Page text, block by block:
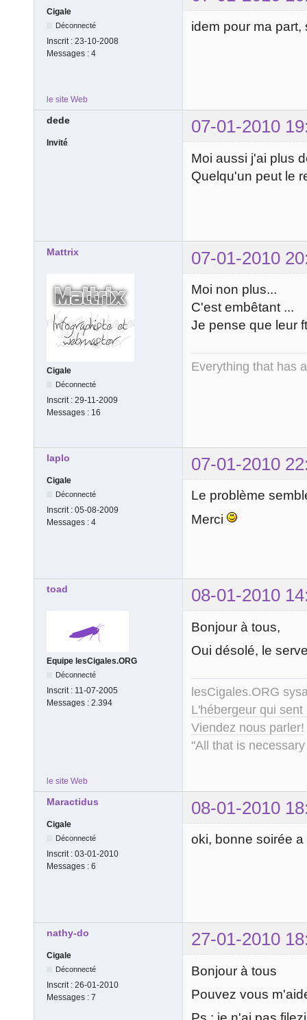
Cigale
Déconnecté
Inscrit : 23-10-2008
Messages : 4
idem pour ma
le site Web
dede 07-01-2010
Invité
Moi aussi j'ai plus
Quelqu'un peut le
Mattrix 07-01-2010
Cigale
Déconnecté
Inscrit : 29-11-2009
Messages : 16
Moi non plus...
C'est embêtant ...
Je pense que leur
Everything that has
laplo 07-01-2010
Cigale
Déconnecté
Inscrit : 05-08-2009
Messages : 4
Le problème
Merci
toad 08-01-2010
Equipe lesCigales.ORG
Déconnecté
Inscrit : 11-07-2005
Messages : 2.394
Bonjour à tous,
Oui désolé, le
lesCigales.ORG
L'hébergeur qui
Viendez nous parler!
"All that is
le site Web
Maractidus 08-01-2010
Cigale
Déconnecté
Inscrit : 03-01-2010
Messages : 6
oki, bonne soirée
nathy-do 27-01-2010
Cigale
Déconnecté
Inscrit : 26-01-2010
Messages : 7
Bonjour à tous
Pouvez vous